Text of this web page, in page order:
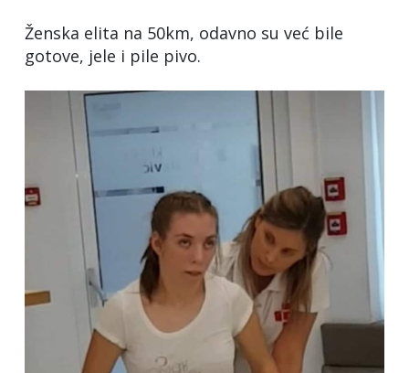
Ženska elita na 50km, odavno su već bile
gotove, jele i pile pivo.